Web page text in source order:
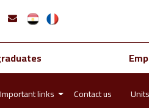
Important links Contact us